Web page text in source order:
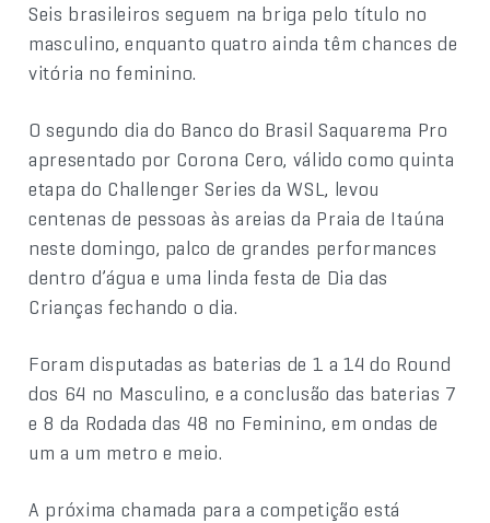
Seis brasileiros seguem na briga pelo título no
masculino, enquanto quatro ainda têm chances de
vitória no feminino.
O segundo dia do Banco do Brasil Saquarema Pro
apresentado por Corona Cero, válido como quinta
etapa do Challenger Series da WSL, levou
centenas de pessoas às areias da Praia de Itaúna
neste domingo, palco de grandes performances
dentro d’água e uma linda festa de Dia das
Crianças fechando o dia.
Foram disputadas as baterias de 1 a 14 do Round
dos 64 no Masculino, e a conclusão das baterias 7
e 8 da Rodada das 48 no Feminino, em ondas de
um a um metro e meio.
A próxima chamada para a competição está